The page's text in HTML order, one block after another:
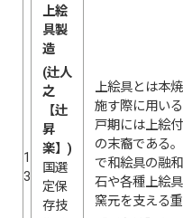
1
3
上絵
具製
造
(辻人
之
【辻
昇
楽】)
国選
定保
存技
上絵具とは本
施す際に用い
戸期には上絵
の末裔である
で和絵具の融
石や各種上絵
窯元を支える